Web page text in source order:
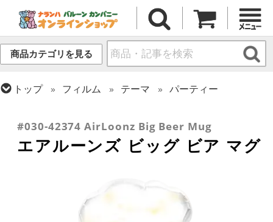
商品カテゴリを見る
トップ フィルム テーマ
パーティー
エアー・スタンディング(空気自立型) バルーン
#030-42374 AirLoonz Big Beer Mug
エアルーンズ ビッグ ビア マグ